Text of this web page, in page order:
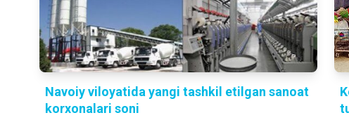
Navoiy viloyatida yangi tashkil etilgan sanoat
korxonalari soni